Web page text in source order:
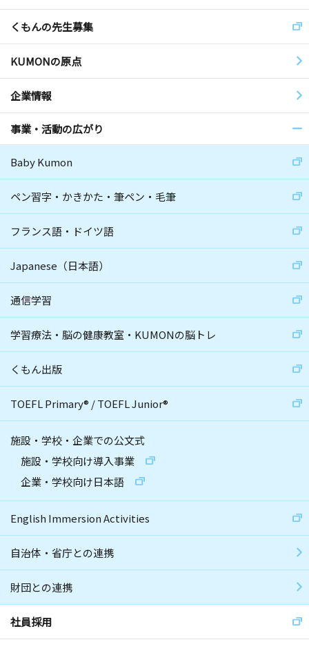
くもんの先生募集
KUMONの原点
企業情報
事業・活動の広がり
Baby Kumon
ペン習字・かきかた・筆ペン・毛筆
フランス語・ドイツ語
Japanese（日本語）
通信学習
学習療法・脳の健康教室・KUMONの脳トレ
くもん出版
TOEFL Primary® /TOEFL Junior®
施設・学校・企業での公文式
施設・学校向け導入事業
企業・学校向け日本語
English Immersion Activities
自治体・省庁との連携
財団との連携
社員採用